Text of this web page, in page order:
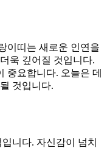
이띠는 새로운 인연을
욱 깊어질 것입니다.
중요합니다. 오늘은 데
것입니다.
니다. 자신감이 넘치